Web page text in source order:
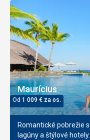
Maurícius
Od 1 009 € za os.
Romantické pobrežie
lagúny a štýlové hotely.